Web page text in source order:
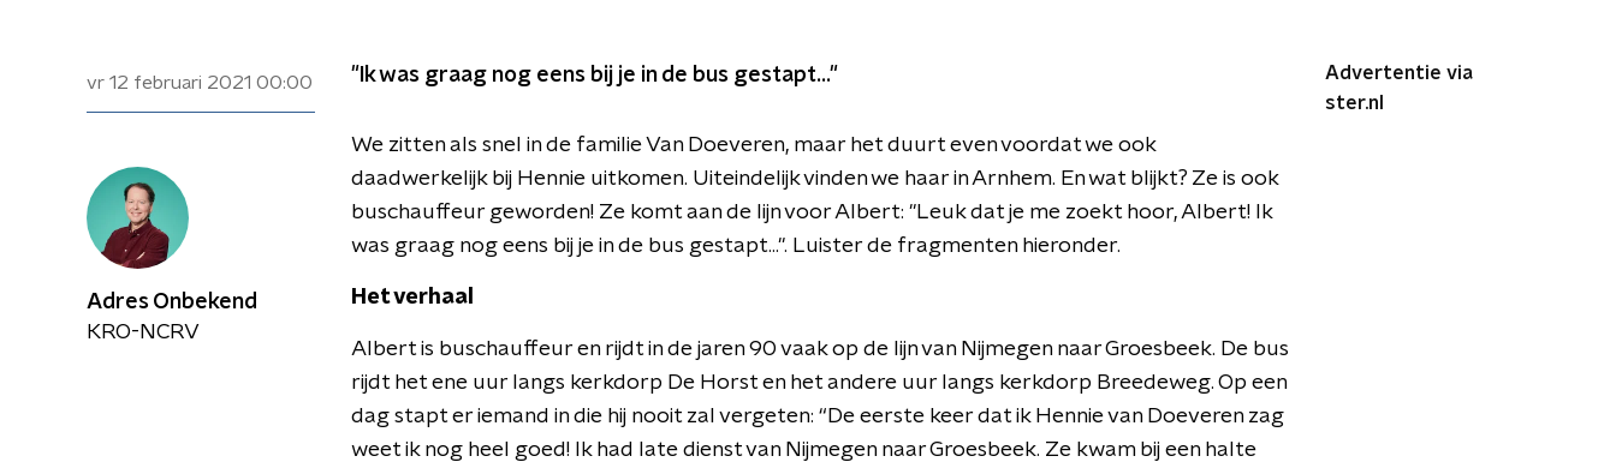
vr 12 februari 2021 00:00 "Ik was graag nog eens bij je in de bus gestapt..."
We zitten als snel in de familie Van Doeveren, maar het duurt even voordat we ook
daadwerkelijk bij Hennie uitkomen. Uiteindelijk vinden we haar in Arnhem. En wat blijkt? Ze is ook
buschauffeur geworden! Ze komt aan de lijn voor Albert: "Leuk dat je me zoekt hoor, Albert! Ik
was graag nog eens bij je in de bus gestapt...". Luister de fragmenten hieronder.
​Het verhaal
Albert is buschauffeur en rijdt in de jaren 90 vaak op de lijn van Nijmegen naar Groesbeek. De bus
rijdt het ene uur langs kerkdorp De Horst en het andere uur langs kerkdorp Breedeweg. Op een
dag stapt er iemand in die hij nooit zal vergeten: “De eerste keer dat ik Hennie van Doeveren zag
weet ik nog heel goed! Ik had late dienst van Nijmegen naar Groesbeek. Ze kwam bij een halte
Advertentie via
ster.nl
Adres Onbekend
KRO-NCRV